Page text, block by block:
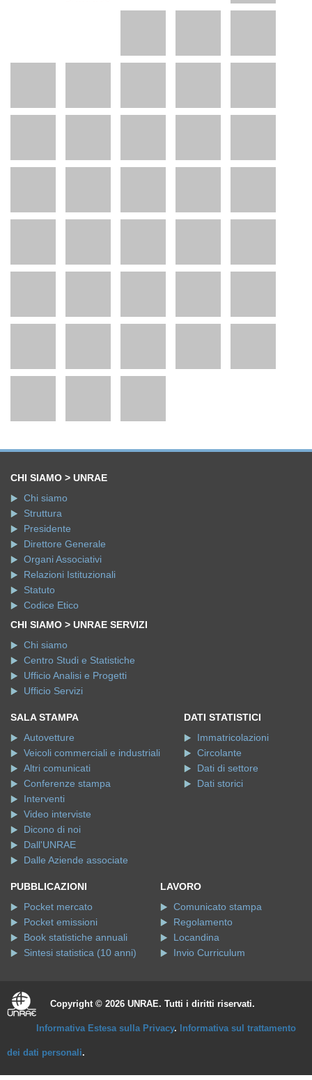
CHI SIAMO > UNRAE
Chi siamo
Struttura
Presidente
Direttore Generale
Organi Associativi
Relazioni Istituzionali
Statuto
Codice Etico
CHI SIAMO > UNRAE SERVIZI
Chi siamo
Centro Studi e Statistiche
Ufficio Analisi e Progetti
Ufficio Servizi
SALA STAMPA
Autovetture
Veicoli commerciali e industriali
Altri comunicati
Conferenze stampa
Interventi
Video interviste
Dicono di noi
Dall'UNRAE
Dalle Aziende associate
DATI STATISTICI
Immatricolazioni
Circolante
Dati di settore
Dati storici
PUBBLICAZIONI
Pocket mercato
Pocket emissioni
Book statistiche annuali
Sintesi statistica (10 anni)
LAVORO
Comunicato stampa
Regolamento
Locandina
Invio Curriculum
Copyright © 2026 UNRAE. Tutti i diritti riservati.
Informativa Estesa sulla Privacy. Informativa sul trattamento
dei dati personali.